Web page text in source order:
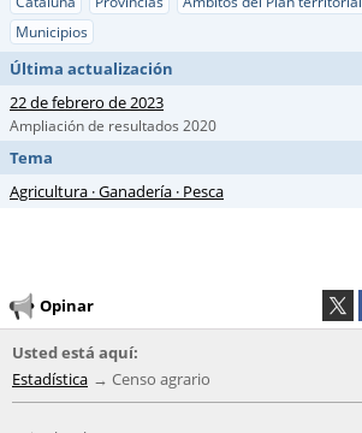
Municipios
Última actualización
22 de febrero de 2023
Ampliación de resultados 2020
Tema
Agricultura · Ganadería · Pesca
Opinar
Usted está aquí:
Estadística
Censo agrario